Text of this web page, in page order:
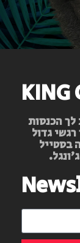
KING
לך הכנסות
גדול
בסטייל